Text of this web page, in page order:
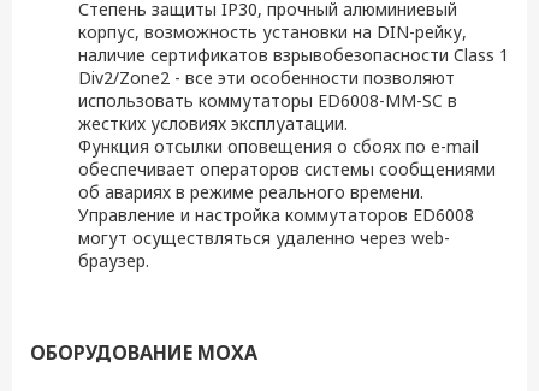
Степень защиты IP30, прочный алюминиевый
корпус, возможность установки на DIN-рейку,
наличие сертификатов взрывобезопасности Class 1
Div2/Zone2 - все эти особенности позволяют
использовать коммутаторы ED6008-MM-SC в
жестких условиях эксплуатации.
Функция отсылки оповещения о сбоях по e-mail
обеспечивает операторов системы сообщениями
об авариях в режиме реального времени.
Управление и настройка коммутаторов ED6008
могут осуществляться удаленно через web-
браузер.
ОБОРУДОВАНИЕ MOXA